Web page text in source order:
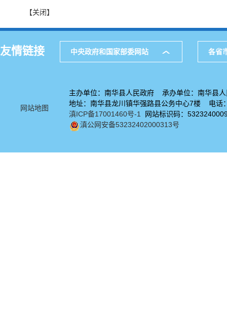
【关闭】
友情链接 中央政府和国家部委网站 各省
网站地图
主办单位：南华县人民政府 承办单位：南华县人
地址：南华县龙川镇华强路县公务中心7楼 电
滇ICP备17001460号-1
网站标识码：
滇公网安备53232402000313号